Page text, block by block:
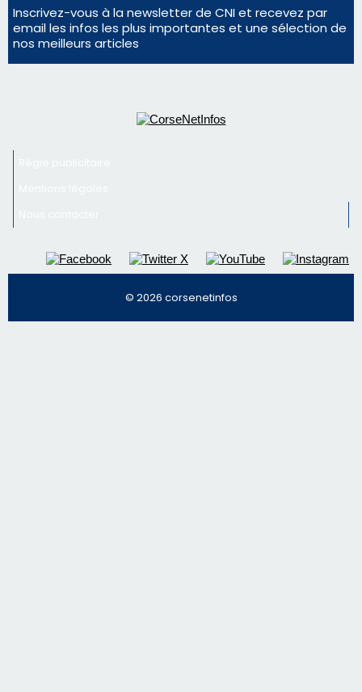
Inscrivez-vous à la newsletter de CNI et recevez par
email les infos les plus importantes et une sélection de
nos meilleurs articles
© 2026 corsenetinfos